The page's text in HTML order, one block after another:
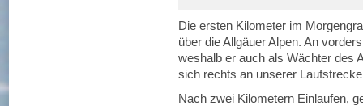
Die ersten Kilometer im
über die Allgäuer Alpen. An
weshalb er auch als Wächter des
sich rechts an unserer
Nach zwei Kilometern Einlaufen,